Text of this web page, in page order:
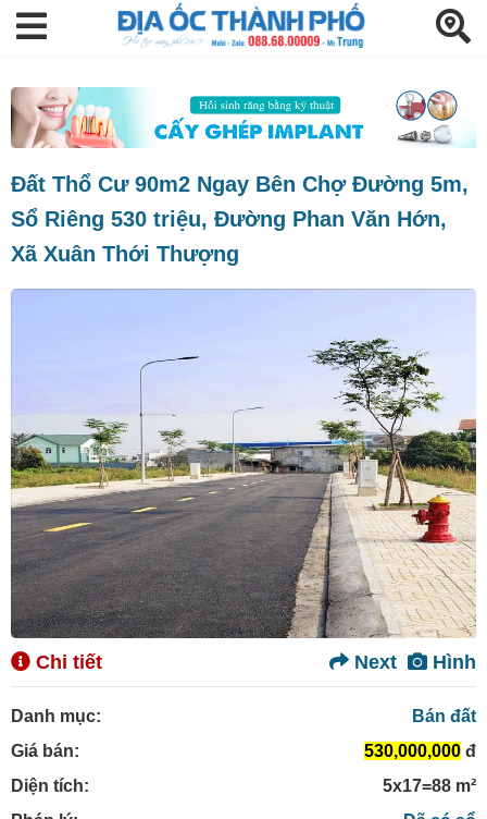
Đất Thổ Cư 90m2 Ngay Bên Chợ Đường 5m,
Sổ Riêng 530 triệu, Đường Phan Văn Hớn,
Xã Xuân Thới Thượng
Chi tiết Hình
Next
Danh mục:
Bán đất
Giá bán:
530,000,000 đ
Diện tích:
5x17=88 m²